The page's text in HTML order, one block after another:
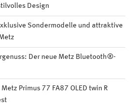
Design
Sondermodelle und attraktive
Der neue Metz Bluetooth®-
Primus 77 FA87 OLED twin R